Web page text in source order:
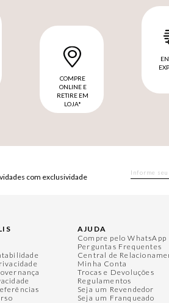
COMPRE
ONLINE E
RETIRE EM
LOJA*
com exclusividade
AJUDA
Compre pelo WhatsApp
Perguntas Frequentes
Central de
Minha Conta
Trocas e Devoluções
Regulamentos
Seja um Revendedor
Seja um Franqueado